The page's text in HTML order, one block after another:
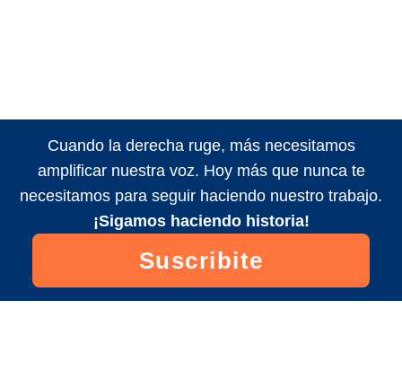
Cuando la derecha ruge, más necesitamos
amplificar nuestra voz. Hoy más que nunca te
necesitamos para seguir haciendo nuestro trabajo.
¡Sigamos haciendo historia!
Suscribite